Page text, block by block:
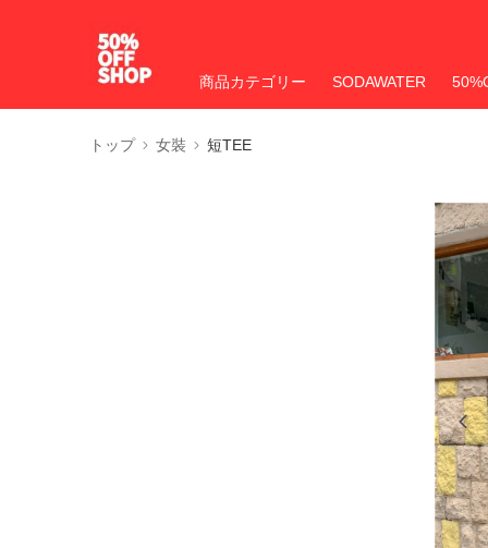
商品カテゴリー SODAWATER
トップ 女裝 短TEE